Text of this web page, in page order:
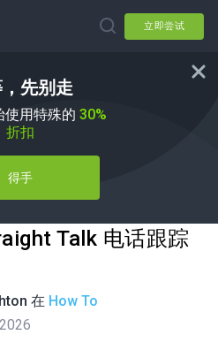
立即尝试
先别走
使用特殊的 30%
折扣
得手
Talk 电话跟踪
在 How To